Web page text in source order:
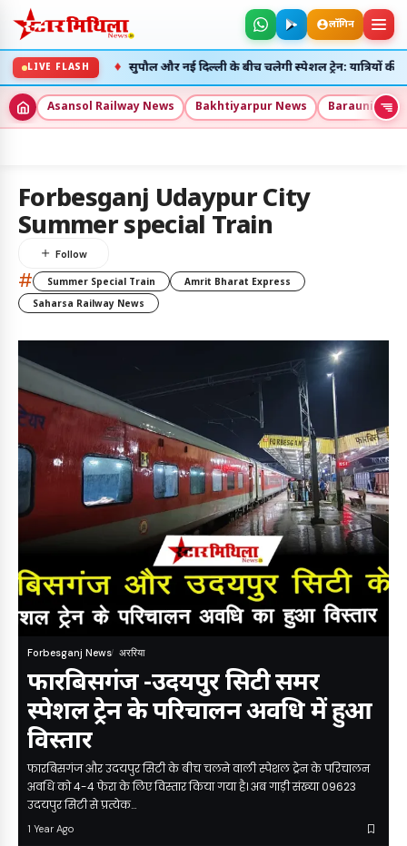
Asansol Railway News Bakhtiyarpur News Barauni News
लॉगिन
LIVE FLASH
रद्द ♦ सुपौल और नई दिल्ली के बीच चलेगी स्पेशल ट्रेन: यात्रियों की
अलर्ट्स
8 अग॰ 2026
उदय: --:--
अस्त: --:--
Forbesganj Udaypur City
Summer special Train
# Summer Special Train
Amrit Bharat Express
Saharsa Railway News
Forbesganj News अररिया
फारबिसगंज -उदयपुर सिटी समर
स्पेशल ट्रेन के परिचालन अवधि में हुआ
विस्तार
फारबिसगंज और उदयपुर सिटी के बीच चलने वाली स्पेशल ट्रेन के परिचालन
अवधि को 4-4 फेरा के लिए विस्तार किया गया है। अब गाड़ी संख्या 09623
उदयपुर सिटी से प्रत्येक…
1 Year Ago